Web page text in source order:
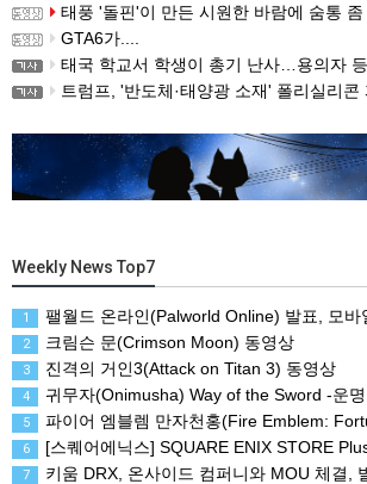
태풍 '돌핀'이 만든 시원한 바람에 숨통 좀 트이
GTA6가....
태국 학교서 학생이 총기 난사…용의자
트럼프, '반도체·태양광 소재' 폴리실리콘 파생 제품에 15% 관세...한
Weekly News Top7
1 팰월드 온라인(Palworld Online) 발표, 모바일용 오픈 월드
2 크림슨 문(Crimson Moon) 동영상
3 진격의 거인3(Attack on Titan 3) 동영상
4 귀무자(Onimusha) Way of the Sword -운명을
5 파이어 엠블렘 만자천홍(Fire Emblem: Fortune’s Weave) 스크
6 [스퀘어에닉스] SQUARE ENIX STORE Plus 서비스 지역 확대, 인
7 키움 DRX, 온사이드 컴퍼니와 MOU 체결, 발로란트